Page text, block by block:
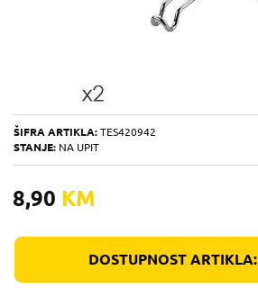
ŠIFRA ARTIKLA: TES420942
STANJE: NA UPIT
8,90 KM
DOSTUPNOST ARTIKLA: